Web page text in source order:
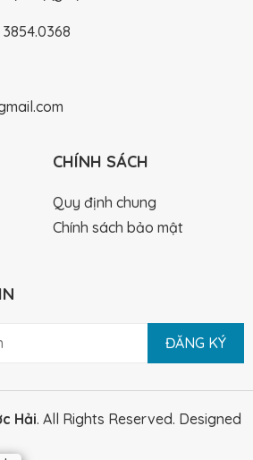
CHÍNH SÁCH
Quy định chung
Chính sách bảo mật
ĐĂNG KÝ
Hải. All Rights Reserved. Designed